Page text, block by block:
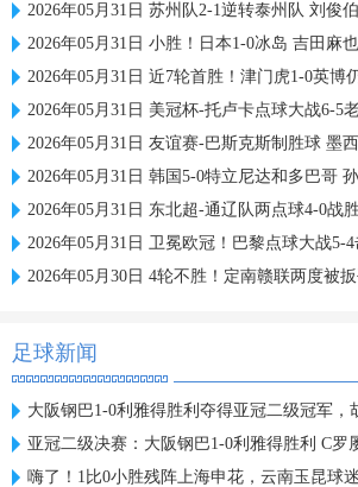
2026年05月31日 苏州队2-1逆转泰州队 刘俊伯、寇程破
2026年05月31日 小胜！日本1-0冰岛 吉田麻也完成国脚谢
2026年05月31日 近7轮首胜！津门虎1-0英博仍中超垫
2026年05月31日 美冠杯-托卢卡点球大战6-5
2026年05月31日 友谊赛-巴斯克斯制胜球 墨
2026年05月31日 韩国5-0特立尼达和多巴哥 孙兴慜、曹圭
2026年05月31日 东北超-通辽队两点球4-0战胜鸡西队 通辽
2026年05月31日 卫冕欧冠！巴黎点球大战5-4击败阿森纳夺
2026年05月30日 4轮不胜！定南赣联两度被扳平2-2梅
足球新闻
大阪钢巴1-0利雅得胜利夺得亚冠二级冠军，
亚冠二级决赛：大阪钢巴1-0利雅得胜利 C罗
嗨了！1比0小胜残阵上海申花，云南玉昆球